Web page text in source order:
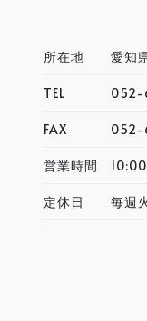
所在地 愛知
TEL
FAX
営業時間
定休日 毎週